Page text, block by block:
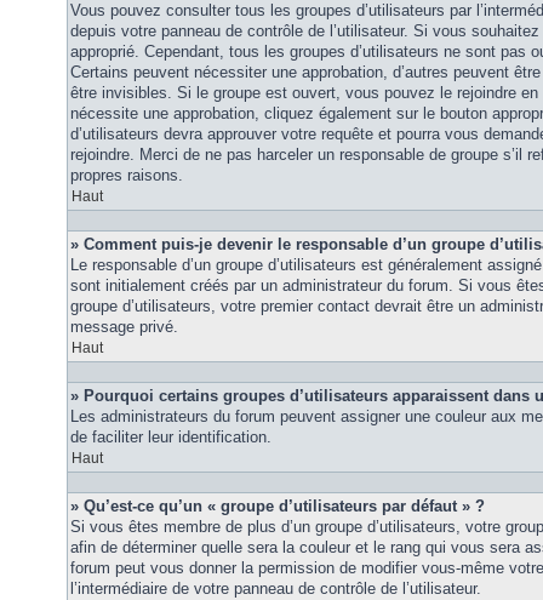
Vous pouvez consulter tous les groupes d’utilisateurs par
depuis votre panneau de contrôle de l’utilisateur. Si vous
approprié. Cependant, tous les groupes d’utilisateurs ne sont pas
Certains peuvent nécessiter une approbation, d’autres peuvent
être invisibles. Si le groupe est ouvert, vous pouvez le rejoindre en
nécessite une approbation, cliquez également sur le bouton
d’utilisateurs devra approuver votre requête et pourra vous
rejoindre. Merci de ne pas harceler un responsable de groupe s’il
propres raisons.
Haut
» Comment puis-je devenir le responsable d’un groupe
Le responsable d’un groupe d’utilisateurs est généralement
sont initialement créés par un administrateur du forum. Si vous
groupe d’utilisateurs, votre premier contact devrait être un
message privé.
Haut
» Pourquoi certains groupes d’utilisateurs apparaissent dans
Les administrateurs du forum peuvent assigner une couleur aux
de faciliter leur identification.
Haut
» Qu’est-ce qu’un « groupe d’utilisateurs par défaut » ?
Si vous êtes membre de plus d’un groupe d’utilisateurs, votre
afin de déterminer quelle sera la couleur et le rang qui vous sera
forum peut vous donner la permission de modifier vous-même
l’intermédiaire de votre panneau de contrôle de l’utilisateur.